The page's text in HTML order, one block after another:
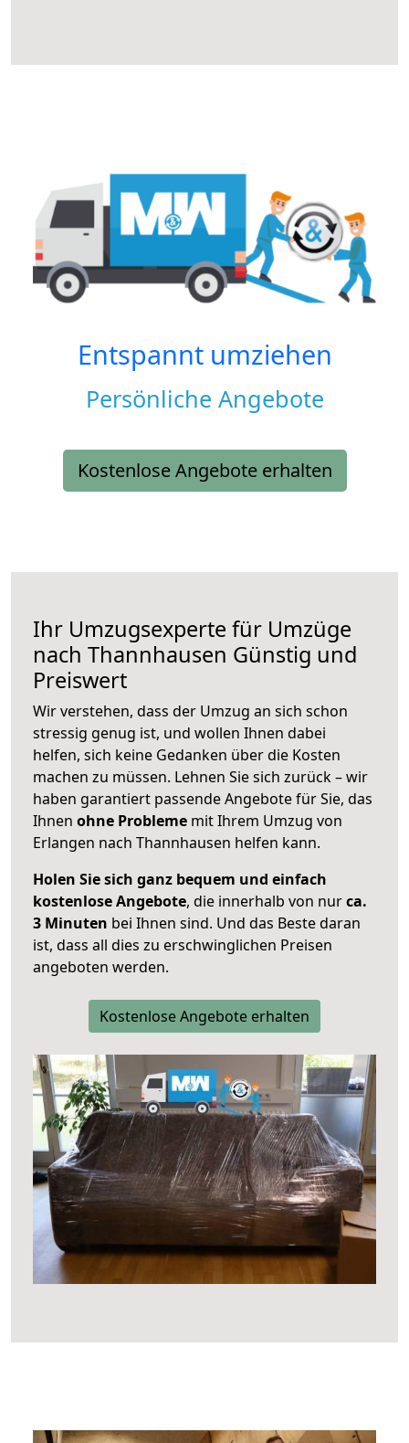
Entspannt umziehen
Persönliche Angebote
Kostenlose Angebote erhalten
Ihr Umzugsexperte für Umzüge
nach Thannhausen Günstig und
Preiswert
Wir verstehen, dass der Umzug an sich schon
stressig genug ist, und wollen Ihnen dabei
helfen, sich keine Gedanken über die Kosten
machen zu müssen. Lehnen Sie sich zurück – wir
haben garantiert passende Angebote für Sie, das
Ihnen ohne Probleme mit Ihrem Umzug von
Erlangen nach Thannhausen helfen kann.
Holen Sie sich ganz bequem und einfach
kostenlose Angebote, die innerhalb von nurca.
3 Minuten bei Ihnen sind. Und das Beste daran
ist, dass all dies zu erschwinglichen Preisen
angeboten werden.
Kostenlose Angebote erhalten